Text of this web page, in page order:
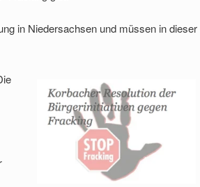
in Niedersachsen und müssen in dieser